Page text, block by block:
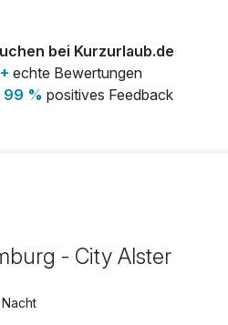
bei Kurzurlaub.de
echte Bewertungen
99 % positives Feedback
- City Alster